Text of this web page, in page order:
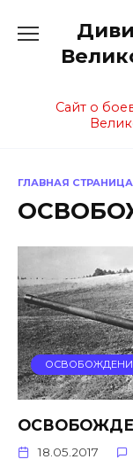
содержанию
Сайт о
ГЛАВНАЯ СТРАНИЦА
18.05.2017